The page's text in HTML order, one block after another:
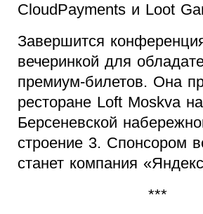
CloudPayments и Loot
Завершится
вечеринкой для
премиум-билетов. Она
ресторане Loft Moskva на
Берсеневской
строение 3. Спонсором
станет компания
***